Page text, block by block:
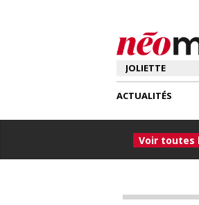
ACTUALITÉS
Voir toutes